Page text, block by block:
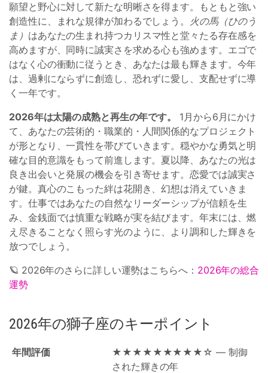
願望と野心に対して新たな明晰さを得ます。もともと強い
創造性に、まれな規律が加わるでしょう。
火の馬（ひのう
ま） はあなたの生まれ持つカリスマ性と堂々たる存在感を
高めますが、同時に誠実さを求める心も強めます。エゴで
はなく心の衝動に従うとき、あなたは最も輝きます。今年
は、過剰にならずに創造し、恐れずに愛し、支配せずに導
く一年です。
2026年は太陽の成熟と再生の年です。
1月から6月にかけ
て、あなたの芸術的・職業的・人間関係的なプロジェクト
が形となり、一貫性を帯びていきます。穏やかな勇気と明
確な目的意識をもって前進します。夏以降、あなたの光は
良き出会いと発展の機会を引き寄せます。恋愛では誠実さ
が鍵。真心のこもった絆は花開き、幻想は消えていきま
す。仕事ではあなたの自然なリーダーシップが信頼を生
み、金銭面では慎重な戦略が実を結びます。年末には、燃
え尽きることなく照らす光のように、より調和した輝きを
放つでしょう。
🪐 2026年のさらに詳しい運勢はこちらへ： 2026年の総合
運勢
2026年の獅子座のキーポイント
年間評価
★★★★★★★★★☆ — 制御
された輝きの年